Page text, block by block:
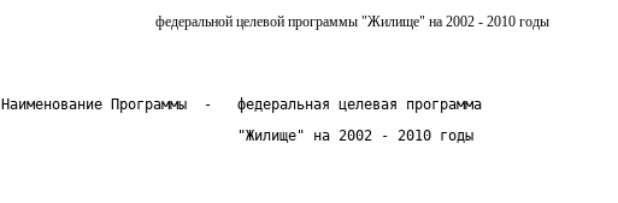
федеральной целевой программы "Жилище" на 2002 - 2010 годы
Наименование Программы  -   федеральная целевая программа
                            "Жилище" на 2002 - 2010 годы